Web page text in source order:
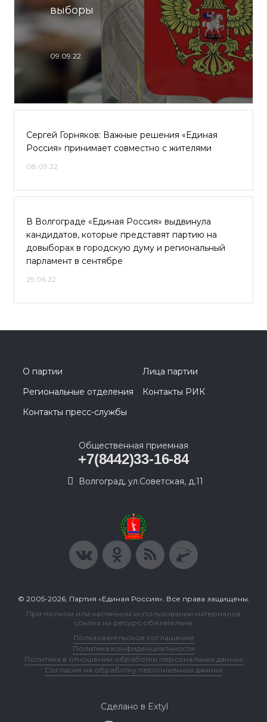
выборы
09.09.22
Сергей Горняков: Важные решения «Единая
Россия» принимает совместно с жителями
08.09.22
В Волгограде «Единая Россия» выдвинула
кандидатов, которые представят партию на
довыборах в городскую думу и региональный
парламент в сентябре
29.06.22
О партии
Лица партии
Региональные отделения
Контакты РИК
Контакты пресс-службы
Общественная приемная
+7(8442)33-16-84
Волгоград, ул.Советская, д.11
© 2005-2026, Партия «Единая Россия». Все права защищены.
При полном или частичном использовании материалов
ссылка на ресурс обязательна.
Пользовательское соглашение
Политика конфиденциальности
Политика в отношении обработки персональных данных
Согласие на обработку персональных данных
Сделано в Extyl